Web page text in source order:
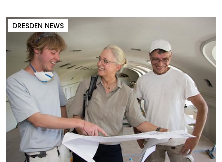
DRESDEN NEWS